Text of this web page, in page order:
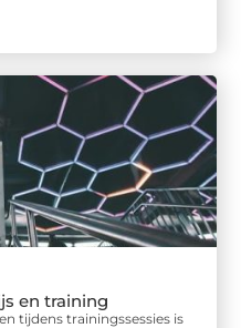
en training
tijdens trainingssessies is